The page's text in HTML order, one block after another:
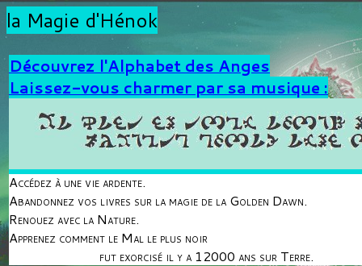
la Magie d'Hénok
Découvrez l'Alphabet des Anges
Laissez-vous charmer par sa musique :
Accédez à une vie ardente.
Abandonnez vos livres sur la magie de la Golden Dawn.
Renouez avec la Nature.
Apprenez comment le Mal le plus noir
fut exorcisé il y a 12000 ans sur Terre.